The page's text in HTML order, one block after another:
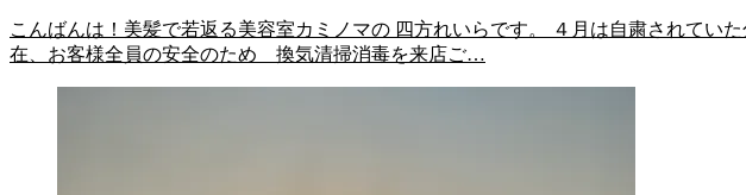
こんばんは！美髪で若返る美容室カミノマの 四方れいらです。 ４月は自粛されてい
在、お客様全員の安全のため 換気清掃消毒を来店ご…